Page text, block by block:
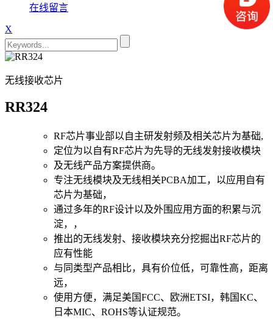
在线留言
X
无线接收芯片
RR324
RF芯片事业部以自主研发射频及相关芯片为基础,
定位为以自有RF芯片为先导的无线发射接收模块
及无线产品方案提供商。
专注无线模块及无线相关PCBA加工，以应用自有
芯片为基础，
通过多年的RF设计以及外围应用方面的积累与沉
淀，，
推出的无线发射、接收模块充分挖掘出RF芯片的
应有性能
与同类型产品相比，具有价位低，可靠性高，距离
远，
使用方便，满足美国FCC、欧洲ETSI，韩国KC、
日本MIC、ROHS等认证规范。